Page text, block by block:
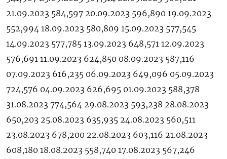
21.09.2023 584,597 20.09.2023 596,890 19.09.2023
552,994 18.09.2023 580,809 15.09.2023 577,545
14.09.2023 577,785 13.09.2023 648,571 12.09.2023
576,691 11.09.2023 624,850 08.09.2023 587,116
07.09.2023 616,235 06.09.2023 649,096 05.09.2023
724,576 04.09.2023 626,695 01.09.2023 588,378
31.08.2023 774,564 29.08.2023 593,238 28.08.2023
650,203 25.08.2023 635,935 24.08.2023 560,511
23.08.2023 678,200 22.08.2023 603,116 21.08.2023
608,180 18.08.2023 558,740 17.08.2023 567,246